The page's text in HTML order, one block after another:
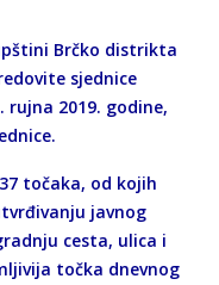
Brčko distrikta
sjednice
rujna 2019. godine,
točaka, od kojih
javnog
cesta, ulica i
točka dnevnog